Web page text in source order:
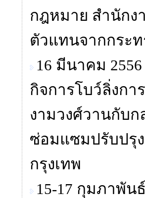
กฎหมาย สำนักง
ตัวแทนจากกระ
16 มีนาคม
กิจการโบว์ลิ่งกา
งามวงศ์วานกับก
ซ่อมแซมปรับปรุ
กรุงเทพ
15-17 กุมภาพั